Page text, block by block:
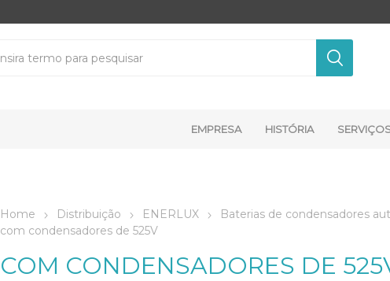
EMPRESA HISTÓRIA
Home Distribuição ENERLUX
Baterias de condensadores
com condensadores de 525V
COM CONDENSADORES DE